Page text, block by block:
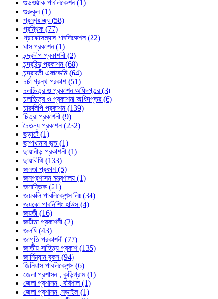
গুডওর্য়াক পাবলিকেশন (1)
গুরুকুল (1)
গ্রন্থরাজ্য (58)
গ্রন্থিক (77)
গ্রাফোসম্যান পাবলিকেশন (22)
ঘাস প্রকাশন (1)
চন্দ্রদীপ প্রকাশনী (2)
চন্দ্রবিন্দু প্রকাশন (68)
চন্দ্রাবতী একাডেমি (64)
চর্চা গ্রন্থ প্রকাশ (51)
চলচ্চিত্র ও প্রকাশন অধিদপ্তর (3)
চলচ্চিত্র ও প্রকাশনা অধিদপ্তর (6)
চারুলিপি প্রকাশন (139)
চিত্রা প্রকাশনী (9)
চৈতন্য প্রকাশন (232)
ছড়াটে (1)
ছাপাখানার ভূত (1)
ছায়ানীড় প্রকাশনী (1)
ছায়াবীথি (133)
জনতা প্রকাশ (5)
জনপ্রশাসন মন্ত্রণালয় (1)
জনান্তিক (21)
জয়কলি পাবলিকেশন্স লিঃ (34)
জয়কো পাবলিশিং হাউস (4)
জয়তী (16)
জয়ীতা প্রকাশনী (2)
জলধি (43)
জাগৃতি প্রকাশনী (77)
জাতীয় সাহিত্য প্রকাশ (135)
জার্নিম্যান বুকস (94)
জিনিয়াস পাবলিকেশন্স (6)
জেলা প্রশাসন , কুড়িগ্রাম (1)
জেলা প্রশাসন , বরিশাল (1)
জেলা প্রশাসন ,নড়াইল (1)